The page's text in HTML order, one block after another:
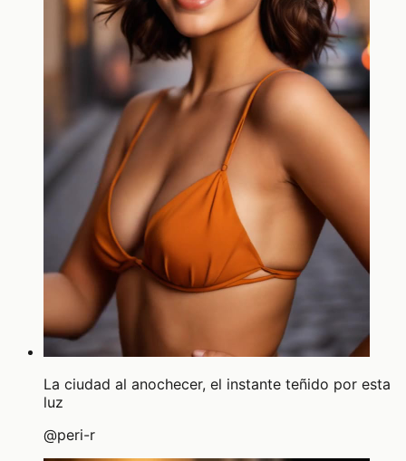
La ciudad al anochecer, el instante teñido por esta
luz
@peri-r